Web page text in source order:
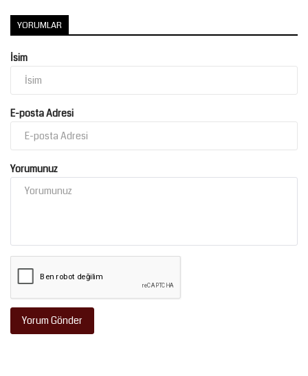
YORUMLAR
İsim
E-posta Adresi
Yorumunuz
Yorum Gönder